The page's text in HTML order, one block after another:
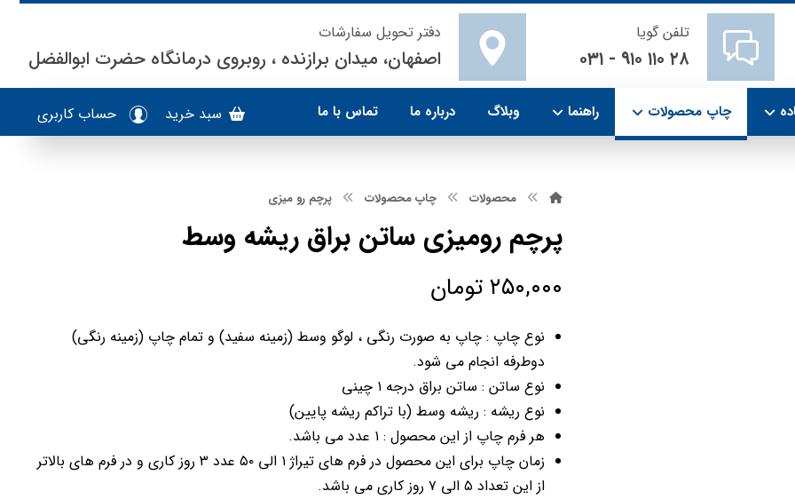
دفتر تحویل سفارشات
اصفهان، میدان برازنده ، روبروی درمانگاه حضرت ابوالفضل
تلفن گویا
۲۸ ۱۱۰ ۹۱۰ - ۰۳۱
چاپ محصولات راهنما وبلاگ درباره ما تماس با ما حساب کاربری سبد خرید
محصولات چاپ محصولات پرچم رو میزی
پرچم رومیزی ساتن براق ریشه وسط
۲۵۰,۰۰۰ تومان
نوع چاپ : چاپ به صورت رنگی ، لوگو وسط (زمینه سفید) و تمام چاپ (زمینه رنگی)
دوطرفه انجام می شود.
نوع ساتن : ساتن براق درجه ۱ چینی
نوع ریشه : ریشه وسط (با تراکم ریشه پایین)
هر فرم چاپ از این محصول : ۱ عدد می باشد.
زمان چاپ برای این محصول در فرم های تیراژ ۱ الی ۵۰ عدد ۳ روز کاری و در فرم های بالاتر
از این تعداد ۵ الی ۷ روز کاری می باشد.